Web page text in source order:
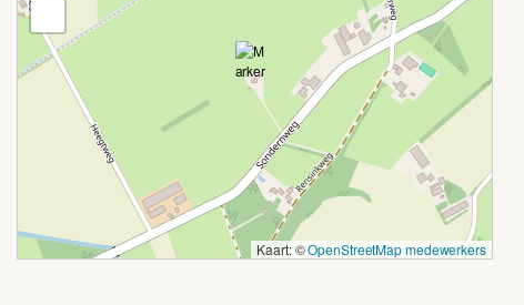
Kaart: ©OpenStreetMap medewerkers